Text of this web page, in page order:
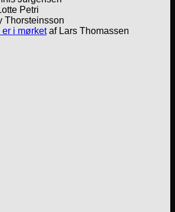
Petri
Thorsteinsson
er i mørketaf Lars Thomassen